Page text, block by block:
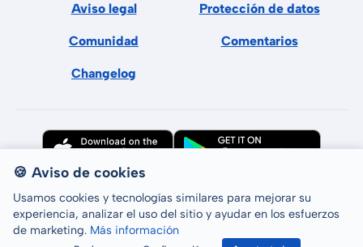
Aviso legal Protección de datos
Comunidad Comentarios
Changelog
🍪 Aviso de cookies
Usamos cookies y tecnologías similares para mejorar su
experiencia, analizar el uso del sitio y ayudar en los esfuerzos
de marketing. Más información